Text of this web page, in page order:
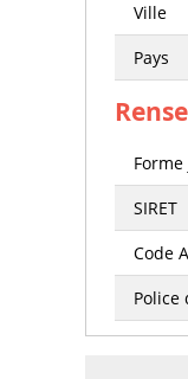
Ville
Pays
SIRET
Code
Police